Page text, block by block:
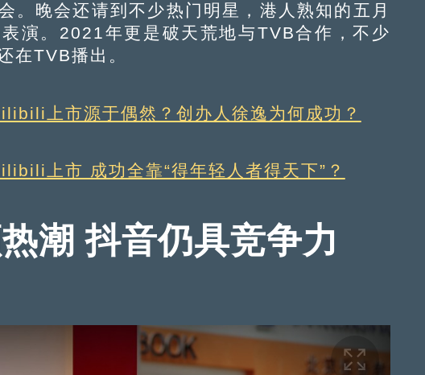
。晚会还请到不少热门明星，港人熟知的五月
演。2021年更是破天荒地与TVB合作，不少
在TVB播出。
上市源于偶然？创办人徐逸为何成功？
上市 成功全靠“得年轻人者得天下”？
潮 抖音仍具竞争力